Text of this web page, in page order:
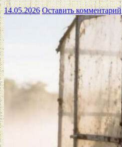
14.05.2026 Оставить комментарий